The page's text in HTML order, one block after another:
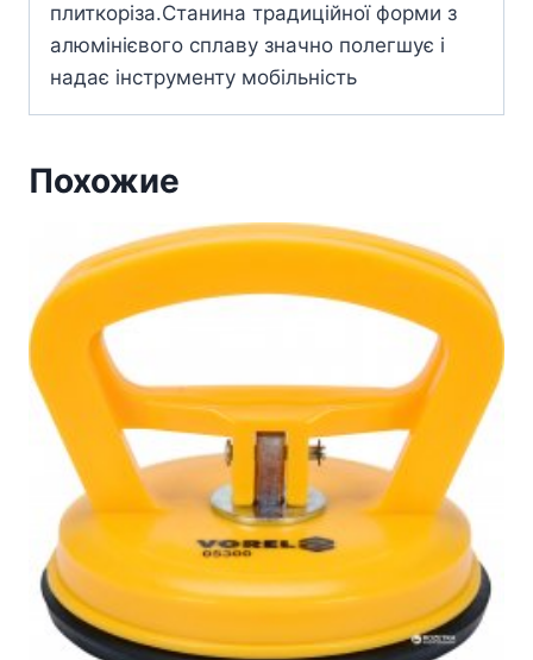
плиткоріза.Станина традиційної форми з
алюмінієвого сплаву значно полегшує і
надає інструменту мобільність
Похожие